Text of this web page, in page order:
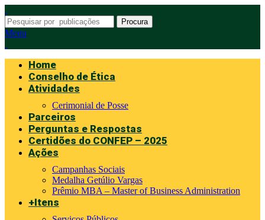
Procura
Menu
Home
Conselho de Ética
Atividades
Cerimonial de Posse
Parceiros
Perguntas e Respostas
Certidões do CONFEP – 2025
Ações
Campanhas Sociais
Medalha Getúlio Vargas
Prêmio MBA – Master of Business Administration
+Itens